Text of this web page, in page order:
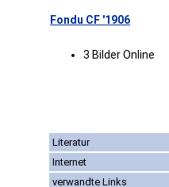
Fondu CF '1906
3 Bilder Online
Literatur
Internet
verwandte Links